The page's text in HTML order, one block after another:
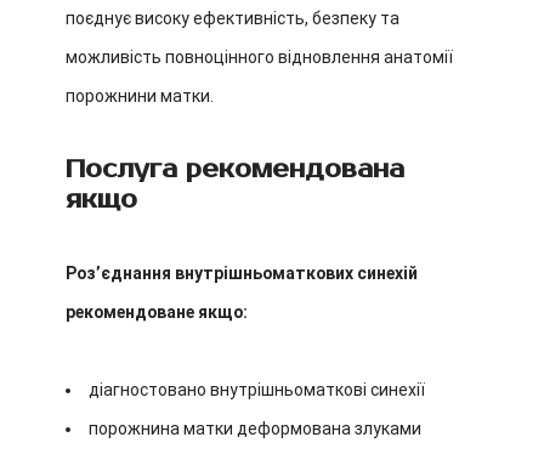
поєднує високу ефективність, безпеку та
можливість повноцінного відновлення анатомії
порожнини матки.
Послуга рекомендована
якщо
Розʼєднання внутрішньоматкових синехій
рекомендоване якщо:
діагностовано внутрішньоматкові синехії
порожнина матки деформована злуками